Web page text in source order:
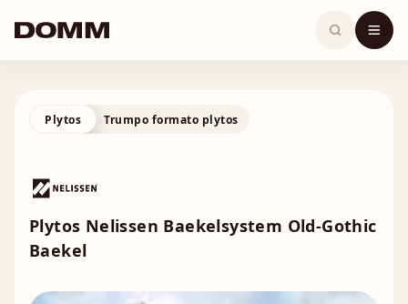
content
Plytos Trumpo formato plytos
Plytos Nelissen Baekelsystem Old-Gothic
Baekel